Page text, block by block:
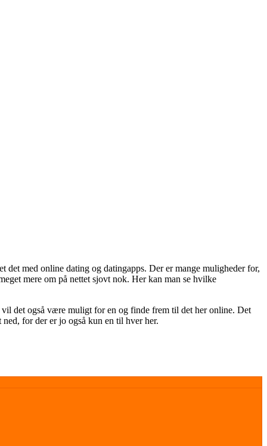
med online dating og datingapps. Der er mange muligheder for,
mere om på nettet sjovt nok. Her kan man se hvilke
vil det også være muligt for en og finde frem til det her online. Det
for der er jo også kun en til hver her.